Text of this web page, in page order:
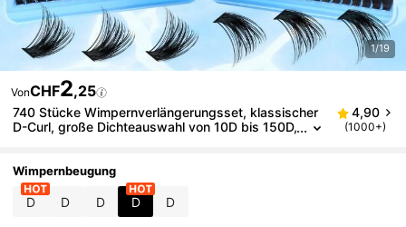
1/19
VonCHF2,25
740 Stücke Wimpernverlängerungsset, klassischer
D-Curl, große Dichteauswahl von 10D bis 150D,
rverwendbar, einfach anzuwenden
4,90
(1000+)
Wimpernbeugung
D D D D D